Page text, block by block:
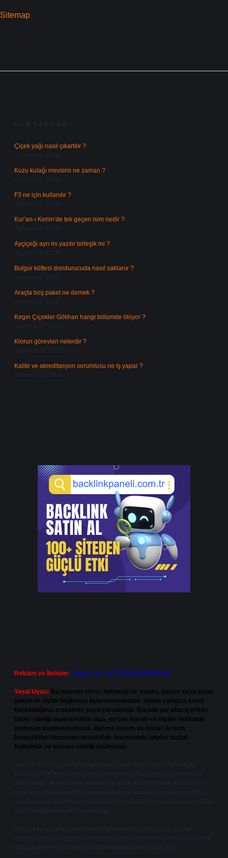
Sitemap
SON YAZILAR
Çiçek yağı nasıl çıkartılır ?
Ağustos 9, 2026
Kuzu kulağı mevsimi ne zaman ?
Ağustos 8, 2026
F3 ne için kullanılır ?
Ağustos 6, 2026
Kur’an-ı Kerim’de tek geçen isim nedir ?
Ağustos 6, 2026
Ayçiçeği ayrı mı yazılır birleşik mi ?
Ağustos 5, 2026
Bulgur köftesi dondurucuda nasıl saklanır ?
Ağustos 4, 2026
Araçta boş paket ne demek ?
Ağustos 4, 2026
Kırgın Çiçekler Gökhan hangi bölümde ölüyor ?
Temmuz 27, 2026
Klorun görevleri nelerdir ?
Temmuz 25, 2026
Kalite ve akreditasyon sorumlusu ne iş yapar ?
Temmuz 23, 2026
Reklam ve İletişim: Skype: live:.cid.575569c608265c69
Yasal Uyarı: Bu internet sitesi, herhangi bir marka, kurum veya şahıs
şirketi ile hiçbir bağlantısı bulunmamaktadır. Sitede yalnızca kendi
hazırladığımız makaleler paylaşılmaktadır. Burada yer alan içerikler
haber niteliği taşımamakta olup, gerçek kurum ve kişiler hakkında
paylaşım yapılmamaktadır. Gerçek kurum ve kişiler ile isim
benzerlikleri tamamen tesadüfidir. Sitemizdeki bilgiler taslak
halindedir ve tavsiye niteliği taşımazlar.
Sitemiz, 5651 Sayılı Kanun gereğince Bilgi Teknolojileri ve İletişim
Kurumu (BTK) tarafından onaylanmış bir Yer Sağlayıcı olarak hizmet
vermektedir. Bu nedenle, sitedeki içerikleri proaktif olarak denetleme
veya araştırma yükümlülüğümüz bulunmamaktadır. Ancak, üyelerimiz
yazdıkları içeriklerin sorumluluğunu taşımakta olup, siteye üye olarak bu
sorumluluğu kabul etmiş sayılırlar.
Hukuka ve yasal düzenlemelere aykırı olduğunu düşündüğünüz
içerikleri,
backlinkpanelicomtr@gmail.com adresine bildirmeniz halinde,
ilgili içerikler yasal süre içerisinde sitemizden kaldırılacaktır.